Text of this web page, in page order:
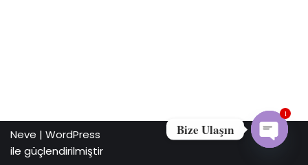
Neve | WordPress
ile güçlendirilmiştir
Bize Ulaşın
1